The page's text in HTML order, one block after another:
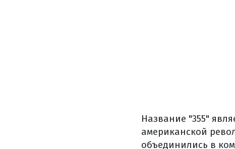
Название "355"
американской
объединились в